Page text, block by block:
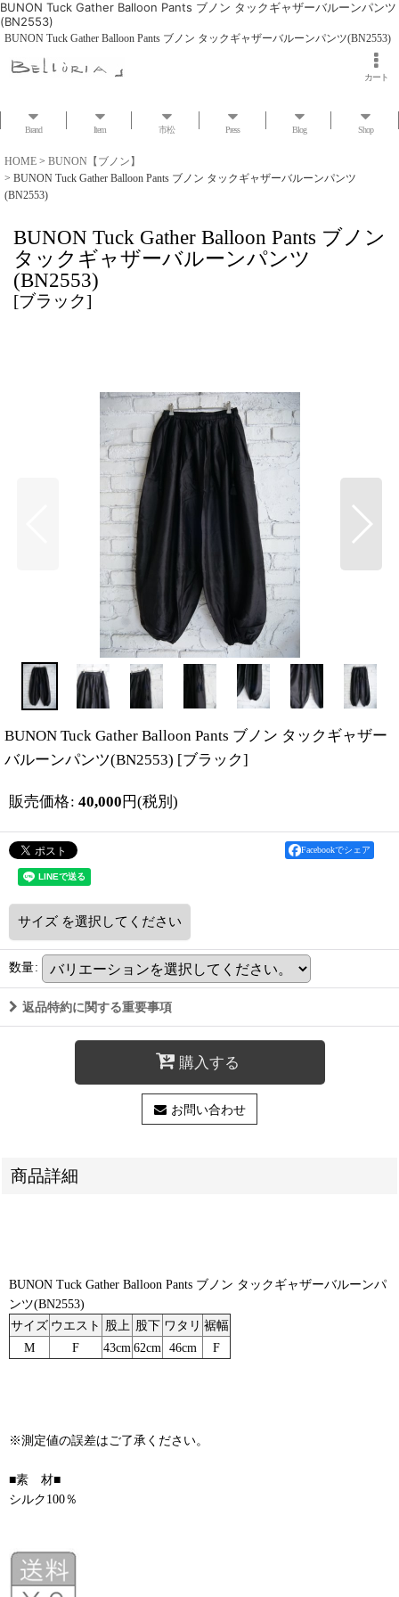
BUNON Tuck Gather Balloon Pants ブノン タックギャザーバルーンパンツ
(BN2553)
BUNON Tuck Gather Balloon Pants ブノン タックギャザーバルーンパンツ(BN2553)
カート
Brand Item 市松 Press Blog Shop
HOME > BUNON【ブノン】
> BUNON Tuck Gather Balloon Pants ブノン タックギャザーバルーンパンツ
(BN2553)
BUNON Tuck Gather Balloon Pants ブノン
タックギャザーバルーンパンツ
(BN2553)
[ブラック]
BUNON Tuck Gather Balloon Pants ブノン タックギャザー
バルーンパンツ(BN2553) [ブラック]
販売価格: 40,000 円(税別)
Facebookでシェア
サイズ を選択してください
数量:
返品特約に関する重要事項
購入する
お問い合わせ
商品詳細
BUNON Tuck Gather Balloon Pants ブノン タックギャザーバルーンパ
ンツ(BN2553)
サイズ ウエスト 股上 股下 ワタリ 裾幅
M
F 43cm 62cm 46cm F
※測定値の誤差はご了承ください。
■素 材■
シルク100％